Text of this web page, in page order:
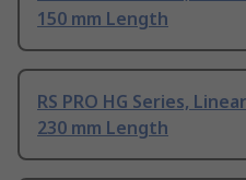
150 mm Length
RS PRO HG Series,
230 mm Length